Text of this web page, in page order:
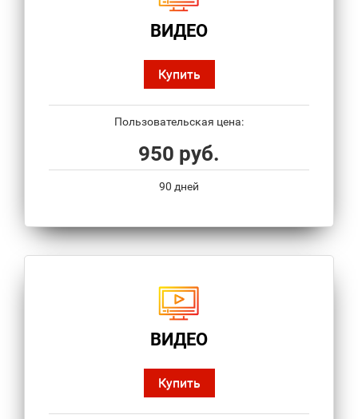
ВИДЕО
Купить
Пользовательская цена:
950 руб.
90 дней
ВИДЕО
Купить